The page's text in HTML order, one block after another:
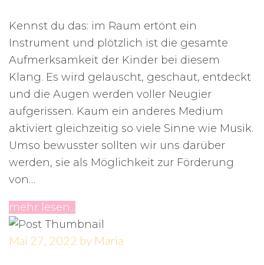
Kennst du das: im Raum ertönt ein
Instrument und plötzlich ist die gesamte
Aufmerksamkeit der Kinder bei diesem
Klang. Es wird gelauscht, geschaut, entdeckt
und die Augen werden voller Neugier
aufgerissen. Kaum ein anderes Medium
aktiviert gleichzeitig so viele Sinne wie Musik.
Umso bewusster sollten wir uns darüber
werden, sie als Möglichkeit zur Förderung
von…
mehr lesen...
Mai 27, 2022 by Maria